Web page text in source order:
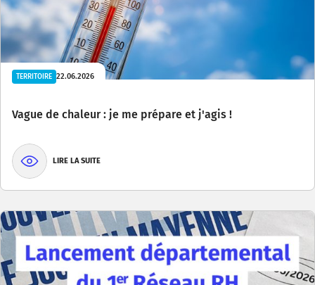
TERRITOIRE 22.06.2026
Vague de chaleur : je me prépare et j'agis !
LIRE LA SUITE